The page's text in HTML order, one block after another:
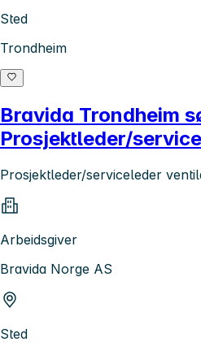
Sted
Trondheim
Bravida Trondheim
Prosjektleder/
Prosjektleder/serviceleder
Arbeidsgiver
Bravida Norge AS
Sted